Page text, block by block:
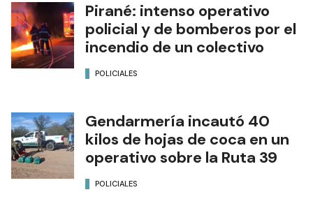
Pirané: intenso operativo
policial y de bomberos por el
incendio de un colectivo
POLICIALES
Gendarmería incautó 40
kilos de hojas de coca en un
operativo sobre la Ruta 39
POLICIALES